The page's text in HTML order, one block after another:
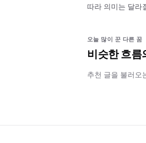
따라 의미는 달라
오늘 많이 꾼 다른 꿈
비슷한 흐름
추천 글을 불러오